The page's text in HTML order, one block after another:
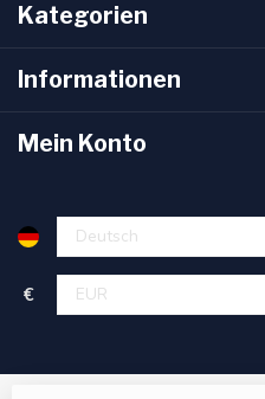
Kategorien
Informationen
Mein Konto
€